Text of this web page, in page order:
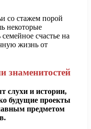
со стажем порой
некоторые
счастье на
жизнь от
знаменитостей
слухи и истории,
будущие проекты
предметом